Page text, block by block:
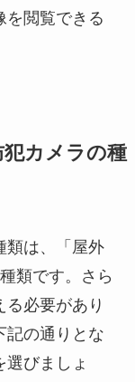
を閲覧できる
カメラの種
類は、「屋外
類です。さら
必要があり
記の通りとな
びましょ